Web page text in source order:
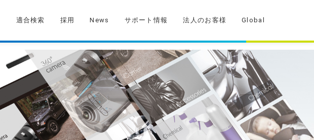
適合検索 採用 News サポート情報 法人のお客様 Global